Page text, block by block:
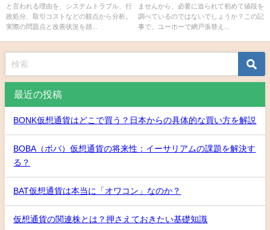
と言われる理由を、システムトラブル、行
政処分、取引コストなどの観点から分析。
実際の問題点と改善状況を踏...
ませんから、必要に迫られて初めて値段を
調べているのではないでしょうか？この記
事で、ユーホーで網戸張替え...
最近の投稿
BONK仮想通貨はどこで買う？日本からの具体的な買い方を解説
BOBA（ボバ）仮想通貨の将来性：イーサリアムの課題を解決す
る？
BAT仮想通貨は本当に「オワコン」なのか？
仮想通貨の関連株とは？押さえておきたい基礎知識